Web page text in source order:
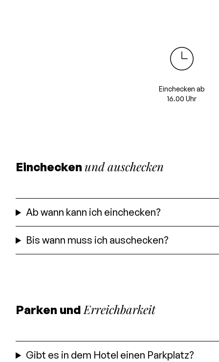
Einchecken ab
16.00 Uhr
Einchecken und auschecken
Ab wann kann ich einchecken?
Bis wann muss ich auschecken?
Parken undErreichbarkeit
Gibt es in dem Hotel einen Parkplatz?